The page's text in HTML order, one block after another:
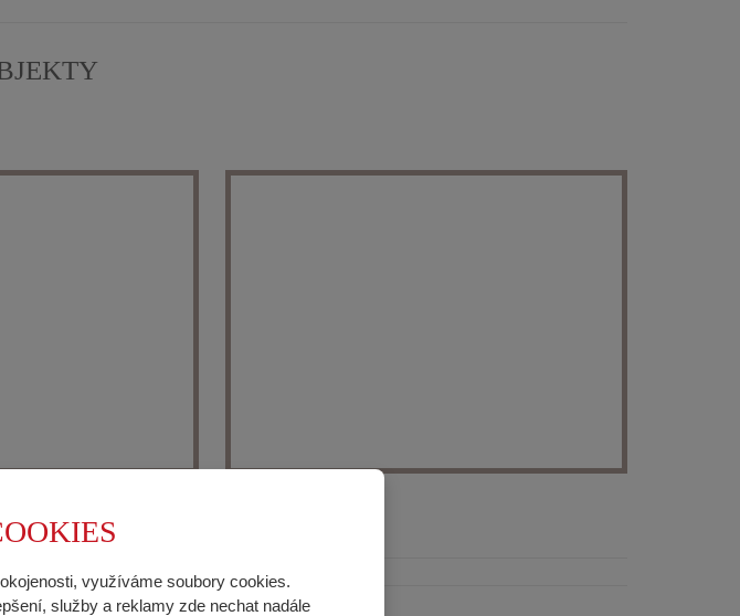
využíváme soubory cookies.
služby a reklamy zde nechat nadále